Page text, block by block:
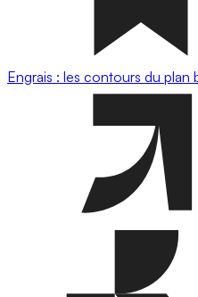
Engrais : les contours du plan